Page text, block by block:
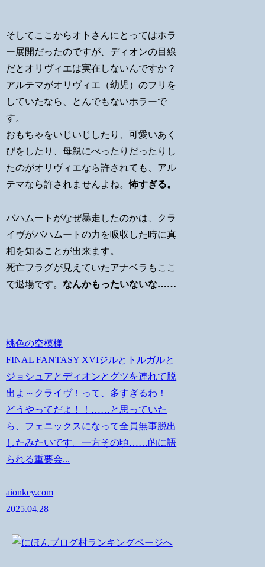
そしてここからオトさんにとってはホラ
ー展開だったのですが、ディオンの目線
だとオリヴィエは実在しないんですか？
アルテマがオリヴィエ（幼児）のフリを
していたなら、とんでもないホラーで
す。
おもちゃをいじいじしたり、可愛いあく
びをしたり、母親にべったりだったりし
たのがオリヴィエなら許されても、アル
テマなら許されませんよね。怖すぎる。
バハムートがなぜ暴走したのかは、クラ
イヴがバハムートの力を吸収した時に真
相を知ることが出来ます。
死亡フラグが見えていたアナベラもここ
で退場です。なんかもったいないな……
桃色の空模様
FINAL FANTASY XVIジルとトルガルと
ジョシュアとディオンとグツを連れて脱
出よ～クライヴ！って、多すぎるわ！
どうやってだよ！！……と思っていた
ら、フェニックスになって全員無事脱出
したみたいです。一方その頃……的に語
られる重要会...
aionkey.com
2025.04.28